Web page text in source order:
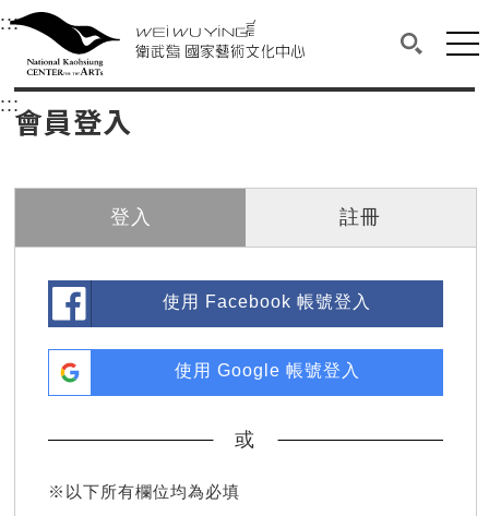
衛武營國家藝術文化中心
中央內容區塊，為本頁主要內容區。
:::選單連結區塊，此區塊列有本網站主要連結。
衛武營國家藝術文化中心
搜尋(開
網
::: 中央內容區塊，為本頁主要內容區。
會員登入
登入 註冊
使用 Facebook 帳號登入
使用 Google 帳號登入
或
※以下所有欄位均為必填